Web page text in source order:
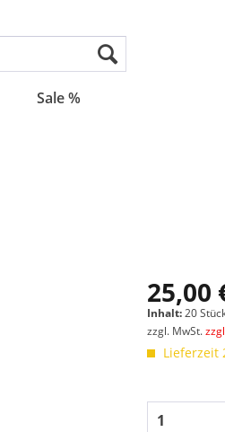
Sale %
25,00
Inhalt:20
zzgl. MwSt.
Lieferzeit